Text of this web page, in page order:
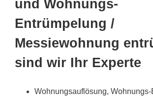
und Wohnungs-
Entrümpelung /
Messiewohnung
sind wir Ihr Experte
Wohnungsauflösung,